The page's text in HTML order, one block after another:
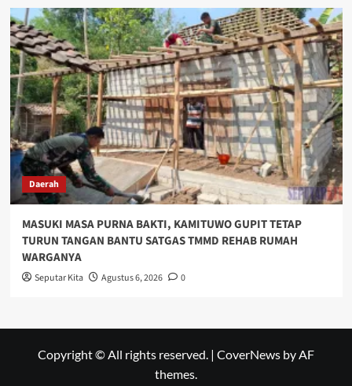
Daerah
MASUKI MASA PURNA BAKTI, KAMITUWO GUPIT TETAP
TURUN TANGAN BANTU SATGAS TMMD REHAB RUMAH
WARGANYA
Seputar Kita Agustus 6, 2026 0
Copyright © All rights reserved. | CoverNews by AF
themes.